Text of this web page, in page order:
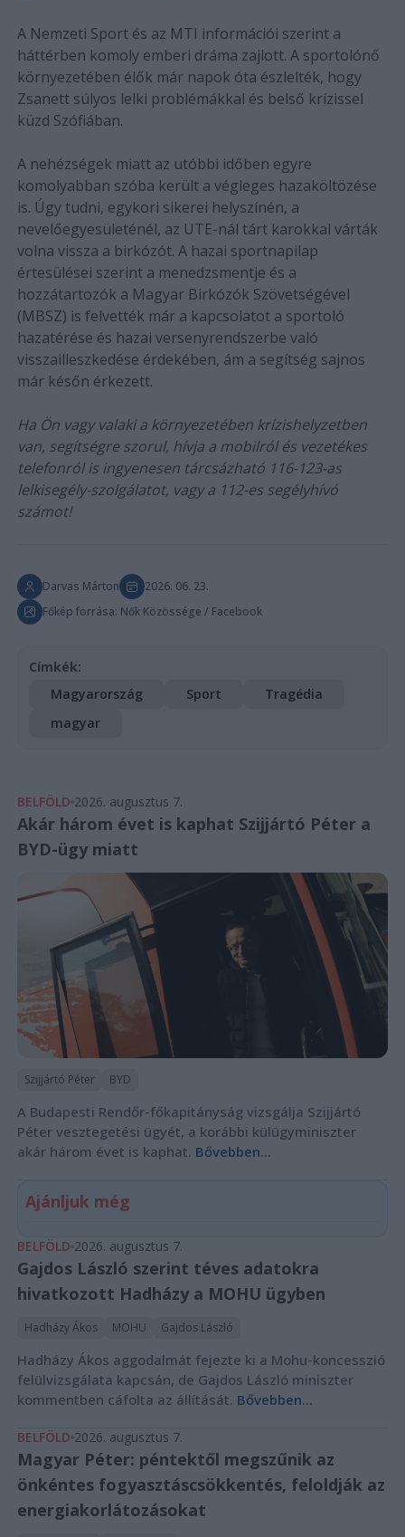
A Nemzeti Sport és az MTI információi szerint a
háttérben komoly emberi dráma zajlott. A sportolónő
környezetében élők már napok óta észlelték, hogy
Zsanett súlyos lelki problémákkal és belső krízissel
küzd Szófiában.
A nehézségek miatt az utóbbi időben egyre
komolyabban szóba került a végleges hazaköltözése
is. Úgy tudni, egykori sikerei helyszínén, a
nevelőegyesületénél, az UTE-nál tárt karokkal várták
volna vissza a birkózót. A hazai sportnapilap
értesülései szerint a menedzsmentje és a
hozzátartozók a Magyar Birkózók Szövetségével
(MBSZ) is felvették már a kapcsolatot a sportoló
hazatérése és hazai versenyrendszerbe való
visszailleszkedése érdekében, ám a segítség sajnos
már későn érkezett.
Ha Ön vagy valaki a környezetében krízishelyzetben
van, segítségre szorul, hívja a mobilról és vezetékes
telefonról is ingyenesen tárcsázható 116-123-as
lelkisegély-szolgálatot, vagy a 112-es segélyhívó
számot!
Darvas Márton
2026. 06. 23.
Főkép forrása: Nők Közössége / Facebook
Címkék:
Magyarország
Sport
Tragédia
magyar
BELFÖLD 2026. augusztus 7.
Akár három évet is kaphat Szijjártó Péter a
BYD-ügy miatt
Szijjártó Péter BYD
A Budapesti Rendőr-főkapitányság vizsgálja Szijjártó
Péter vesztegetési ügyét, a korábbi külügyminiszter
akár három évet is kaphat. Bővebben...
Ajánljuk még
BELFÖLD 2026. augusztus 7.
Gajdos László szerint téves adatokra
hivatkozott Hadházy a MOHU ügyben
Hadházy Ákos MOHU Gajdos László
Hadházy Ákos aggodalmát fejezte ki a Mohu-koncesszió
felülvizsgálata kapcsán, de Gajdos László miniszter
kommentben cáfolta az állítását. Bővebben...
BELFÖLD 2026. augusztus 7.
Magyar Péter: péntektől megszűnik az
önkéntes fogyasztáscsökkentés, feloldják az
energiakorlátozásokat